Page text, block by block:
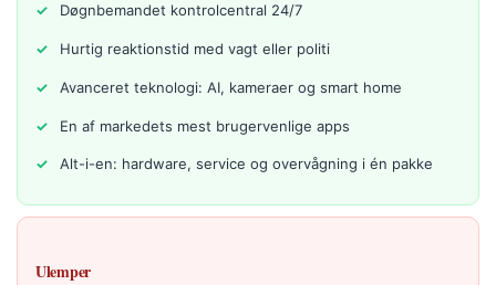
Døgnbemandet kontrolcentral 24/7
Hurtig reaktionstid med vagt eller politi
Avanceret teknologi: AI, kameraer og smart home
En af markedets mest brugervenlige apps
Alt-i-en: hardware, service og overvågning i én pakke
Ulemper